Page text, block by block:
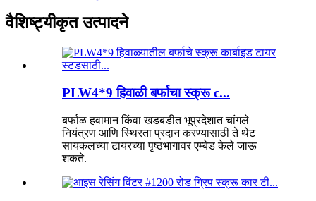
वैशिष्ट्यीकृत उत्पादने
PLW4*9 हिवाळी बर्फाचा स्क्रू c...
बर्फाळ हवामान किंवा खडबडीत भूप्रदेशात चांगले
नियंत्रण आणि स्थिरता प्रदान करण्यासाठी ते थेट
सायकलच्या टायरच्या पृष्ठभागावर एम्बेड केले जाऊ
शकते.